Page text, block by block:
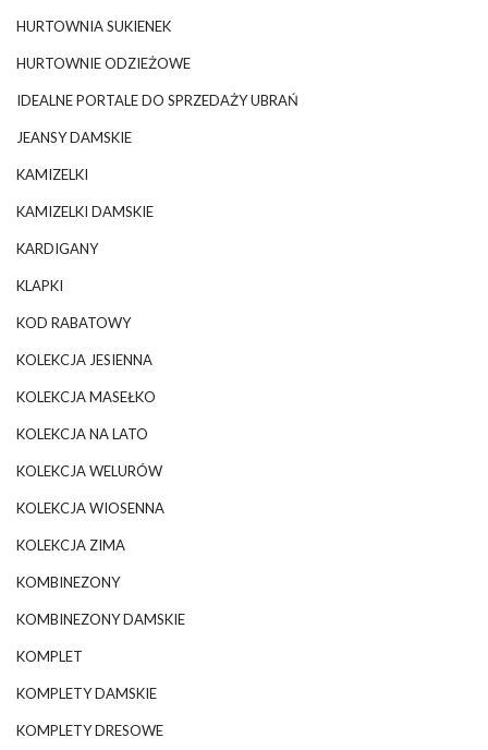
HURTOWNIA SUKIENEK
HURTOWNIE ODZIEŻOWE
IDEALNE PORTALE DO SPRZEDAŻY UBRAŃ
JEANSY DAMSKIE
KAMIZELKI
KAMIZELKI DAMSKIE
KARDIGANY
KLAPKI
KOD RABATOWY
KOLEKCJA JESIENNA
KOLEKCJA MASEŁKO
KOLEKCJA NA LATO
KOLEKCJA WELURÓW
KOLEKCJA WIOSENNA
KOLEKCJA ZIMA
KOMBINEZONY
KOMBINEZONY DAMSKIE
KOMPLET
KOMPLETY DAMSKIE
KOMPLETY DRESOWE